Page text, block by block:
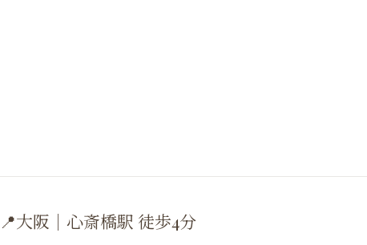
📍大阪｜心斎橋駅 徒歩4分